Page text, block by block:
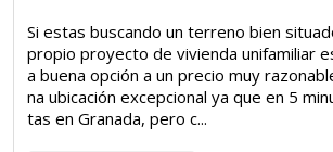
Si estas buscando un terreno bien
propio proyecto de vivienda unifamiliar
a buena opción a un precio muy
na ubicación excepcional ya que en 5
tas en Granada, pero c...